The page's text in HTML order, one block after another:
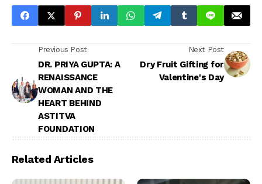
Previous Post
DR. PRIYA GUPTA: A
RENAISSANCE
WOMAN AND THE
HEART BEHIND
ASTITVA
FOUNDATION
Next Post
Dry Fruit Gifting for
Valentine's Day
Related Articles